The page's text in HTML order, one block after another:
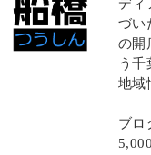
ディ
づい
の開
う千
地域
ブロ